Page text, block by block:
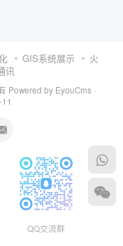
GIS系统展示
火
讯
Powered by EyouCms·
QQ交流群